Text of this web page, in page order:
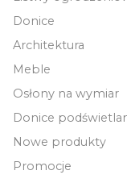
Donice
Architektura
Meble
Osłony na wymiar
Donice
Nowe produkty
Promocje